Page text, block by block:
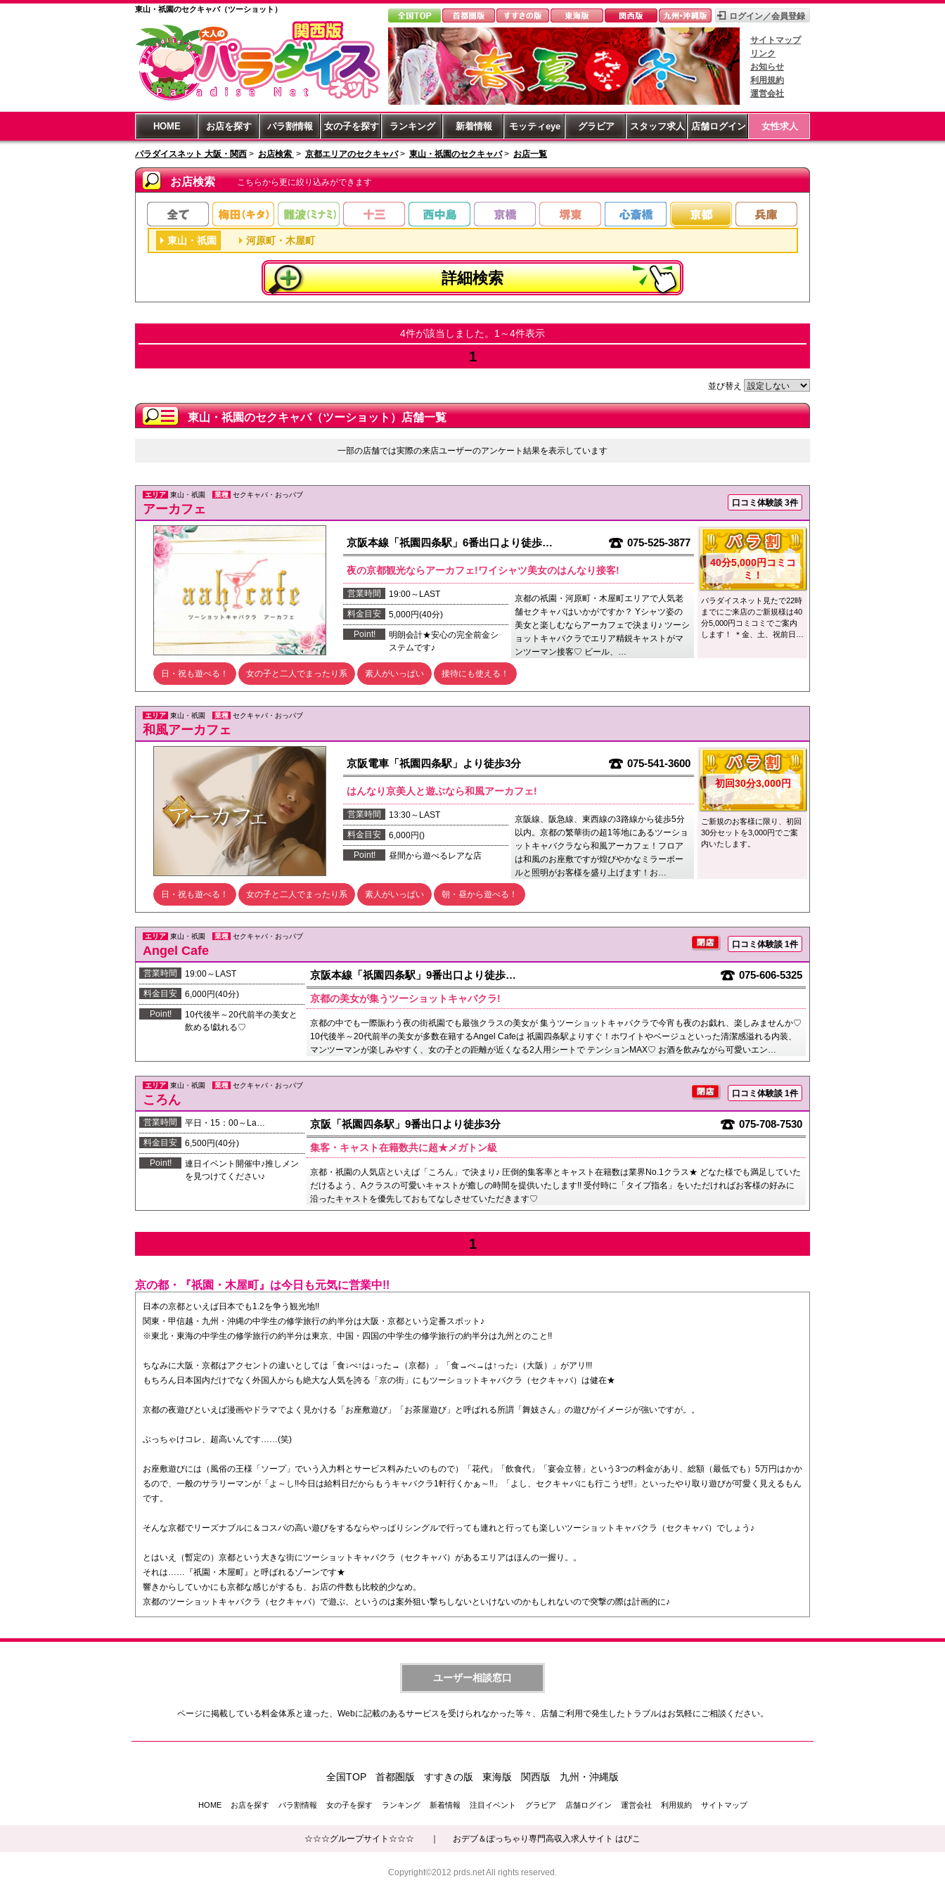
東山・祇園のセクキャバ（ツーショット）
サイトマップ
リンク
お知らせ
利用規約
運営会社
HOME お店を探す パラ割情報 女の子を探す ランキング 新着情報 モッティeye グラビア スタッフ求人 店舗ログイン 女性求人
パラダイスネット 大阪・関西 > お店検索 > 京都エリアのセクキャバ> 東山・祇園のセクキャバ> お店一覧
お店検索 こちらから更に絞り込みができます
東山・祇園 河原町・木屋町
詳細検索
4件が該当しました。1～4件表示
1
並び替え
東山・祇園のセクキャバ（ツーショット）店舗一覧
一部の店舗では実際の来店ユーザーのアンケート結果を表示しています
エリア 東山・祇園 業種 セクキャバ・おっパブ
アーカフェ 口コミ体験談 3件
京阪本線「祇園四条駅」6番出口より徒歩… 075-525-3877
夜の京都観光ならアーカフェ!ワイシャツ美女のはんなり接客!
営業時間
19:00～LAST
料金目安
5,000円(40分)
Point!
明朗会計★安心の完全前金シ
ステムです♪
京都の祇園・河原町・木屋町エリアで人気老
舗セクキャバはいかがですか？ Yシャツ姿の
美女と楽しむならアーカフェで決まり♪ ツーシ
ョットキャバクラでエリア精鋭キャストがマ
ンツーマン接客♡ ビール、…
日・祝も遊べる！ 女の子と二人でまったり系 素人がいっぱい 接待にも使える！
40分5,000円コミコ
ミ！
パラダイスネット見たで22時
までにご来店のご新規様は40
分5,000円コミコミでご案内
します！ ＊金、土、祝前日…
エリア 東山・祇園 業種 セクキャバ・おっパブ
和風アーカフェ
京阪電車「祇園四条駅」より徒歩3分 075-541-3600
はんなり京美人と遊ぶなら和風アーカフェ!
営業時間
13:30～LAST
料金目安
6,000円()
Point!
昼間から遊べるレアな店
京阪線、阪急線、東西線の3路線から徒歩5分
以内。京都の繁華街の超1等地にあるツーショ
ットキャバクラなら和風アーカフェ！フロア
は和風のお座敷ですが煌びやかなミラーボー
ルと照明がお客様を盛り上げます！お…
日・祝も遊べる！ 女の子と二人でまったり系 素人がいっぱい 朝・昼から遊べる！
初回30分3,000円
ご新規のお客様に限り、初回
30分セットを3,000円でご案
内いたします。
エリア 東山・祇園 業種 セクキャバ・おっパブ
Angel Cafe 口コミ体験談 1件
京阪本線「祇園四条駅」9番出口より徒歩… 075-606-5325
京都の美女が集うツーショットキャバクラ!
営業時間
19:00～LAST
料金目安
6,000円(40分)
Point!
10代後半～20代前半の美女と
飲める!戯れる♡
京都の中でも一際賑わう夜の街祇園でも最強クラスの美女が 集うツーショットキャバクラで今宵も夜のお戯れ、楽しみませんか♡
10代後半～20代前半の美女が多数在籍するAngel Cafeは 祇園四条駅よりすぐ！ホワイトやベージュといった清潔感溢れる内装、
マンツーマンが楽しみやすく、女の子との距離が近くなる2人用シートで テンションMAX♡ お酒を飲みながら可愛いエン…
エリア 東山・祇園 業種 セクキャバ・おっパブ
ころん 口コミ体験談 1件
京阪「祇園四条駅」9番出口より徒歩3分 075-708-7530
集客・キャスト在籍数共に超★メガトン級
営業時間
平日・15：00～La…
料金目安
6,500円(40分)
Point!
連日イベント開催中♪推しメン
を見つけてください♪
京都・祇園の人気店といえば「ころん」で決まり♪ 圧倒的集客率とキャスト在籍数は業界No.1クラス★ どなた様でも満足していた
だけるよう、Aクラスの可愛いキャストが癒しの時間を提供いたします!! 受付時に「タイプ指名」をいただければお客様の好みに
沿ったキャストを優先しておもてなしさせていただきます♡
1
京の都・『祇園・木屋町』は今日も元気に営業中!!
日本の京都といえば日本でも1.2を争う観光地!!
関東・甲信越・九州・沖縄の中学生の修学旅行の約半分は大阪・京都という定番スポット♪
※東北・東海の中学生の修学旅行の約半分は東京、中国・四国の中学生の修学旅行の約半分は九州とのこと!!
ちなみに大阪・京都はアクセントの違いとしては「食↓べ↑は↓った→（京都）」「食→べ→は↑った↓（大阪）」がアリ!!!
もちろん日本国内だけでなく外国人からも絶大な人気を誇る「京の街」にもツーショットキャバクラ（セクキャバ）は健在★
京都の夜遊びといえば漫画やドラマでよく見かける「お座敷遊び」「お茶屋遊び」と呼ばれる所謂「舞妓さん」の遊びがイメージが強いですが。。
ぶっちゃけコレ、超高いんです……(笑)
お座敷遊びには（風俗の王様「ソープ」でいう入力料とサービス料みたいのもので）「花代」「飲食代」「宴会立替」という3つの料金があり、総額（最低でも）5万円はかか
るので、一般のサラリーマンが「よ～し!!今日は給料日だからもうキャバクラ1軒行くかぁ～!!」「よし、セクキャバにも行こうぜ!!」といったやり取り遊びが可愛く見えるもん
です。
そんな京都でリーズナブルに＆コスパの高い遊びをするならやっぱりシングルで行っても連れと行っても楽しいツーショットキャバクラ（セクキャバ）でしょう♪
とはいえ（暫定の）京都という大きな街にツーショットキャバクラ（セクキャバ）があるエリアはほんの一握り。。
それは……『祇園・木屋町』と呼ばれるゾーンです★
響きからしていかにも京都な感じがするも、お店の件数も比較的少なめ。
京都のツーショットキャバクラ（セクキャバ）で遊ぶ、というのは案外狙い撃ちしないといけないのかもしれないので突撃の際は計画的に♪
ユーザー相談窓口
ページに掲載している料金体系と違った、Webに記載のあるサービスを受けられなかった等々、店舗ご利用で発生したトラブルはお気軽にご相談ください。
全国TOP 首都圏版 すすきの版 東海版 関西版 九州・沖縄版
HOME お店を探す パラ割情報 女の子を探す ランキング 新着情報 注目イベント グラビア 店舗ログイン 運営会社 利用規約 サイトマップ
☆☆☆グループサイト☆☆☆ おデブ＆ぽっちゃり専門高収入求人サイト はぴこ
Copyright©2012 prds.net All rights reserved.